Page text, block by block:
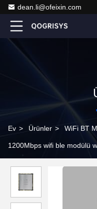
dean.li@ofeixin.com
Ev > Ürünler > WiFi BT
1200Mbps wifi ble modülü